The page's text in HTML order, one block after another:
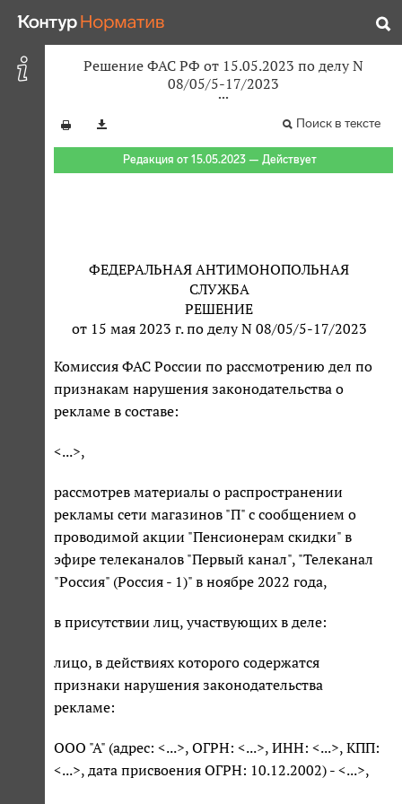
Решение ФАС РФ от 15.05.2023 по делу N
08/05/5-17/2023
Поиск в тексте
Редакция от 15.05.2023 — Действует
ФЕДЕРАЛЬНАЯ АНТИМОНОПОЛЬНАЯ
СЛУЖБА
РЕШЕНИЕ
от 15 мая 2023 г. по делу N 08/05/5-17/2023
Комиссия ФАС России по рассмотрению дел по
признакам нарушения законодательства о
рекламе в составе:
<...>,
рассмотрев материалы о распространении
рекламы сети магазинов "П" с сообщением о
проводимой акции "Пенсионерам скидки" в
эфире телеканалов "Первый канал", "Телеканал
"Россия" (Россия - 1)" в ноябре 2022 года,
в присутствии лиц, участвующих в деле:
лицо, в действиях которого содержатся
признаки нарушения законодательства
рекламе:
ООО "А" (адрес: <...>, ОГРН: <...>, ИНН: <...>, КПП:
<...>, дата присвоения ОГРН: 10.12.2002) - <...>,